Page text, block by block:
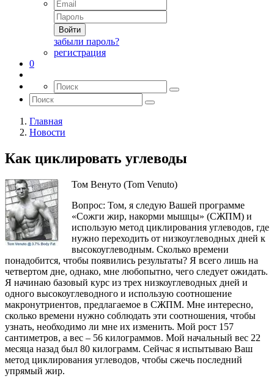
Войти
забыли пароль?
регистрация
0
Главная
Новости
Как циклировать углеводы
Том Венуто (Tom Venuto)
Вопрос: Том, я следую Вашей программе
«Сожги жир, накорми мышцы» (СЖПМ) и
использую метод циклирования углеводов, где
нужно переходить от низкоуглеводных дней к
высокоуглеводным. Сколько времени
понадобится, чтобы появились результаты? Я всего лишь на
четвертом дне, однако, мне любопытно, чего следует ожидать.
Я начинаю базовый курс из трех низкоуглеводных дней и
одного высокоуглеводного и использую соотношение
макронутриентов, предлагаемое в СЖПМ. Мне интересно,
сколько времени нужно соблюдать эти соотношения, чтобы
узнать, необходимо ли мне их изменить. Мой рост 157
сантиметров, а вес – 56 килограммов. Мой начальный вес 22
месяца назад был 80 килограмм. Сейчас я испытываю Ваш
метод циклирования углеводов, чтобы сжечь последний
упрямый жир.